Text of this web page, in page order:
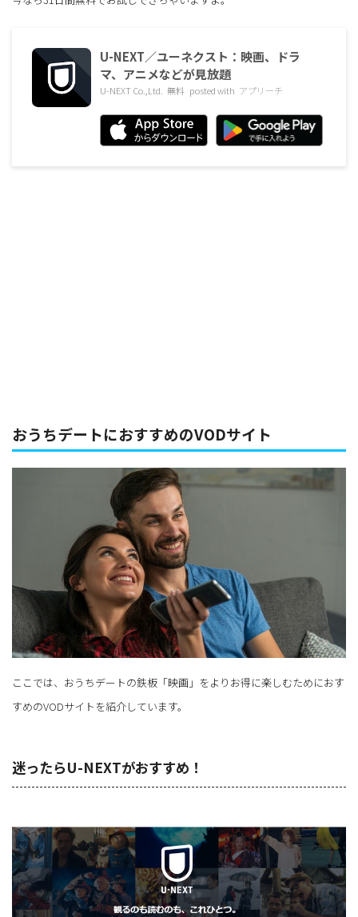
U-NEXT／ユーネクスト：映画、ドラ
マ、アニメなどが見放題
U-NEXT Co.,Ltd. 無料 posted with アプリーチ
おうちデートにおすすめのVODサイト
ここでは、おうちデートの鉄板「映画」をよりお得に楽しむためにおす
すめのVODサイトを紹介しています。
迷ったらU-NEXTがおすすめ！